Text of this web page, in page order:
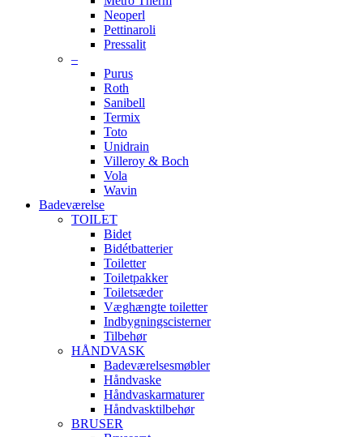
Neoperl
Pettinaroli
Pressalit
–
Purus
Roth
Sanibell
Termix
Toto
Unidrain
Villeroy & Boch
Vola
Wavin
Badeværelse
TOILET
Bidet
Bidétbatterier
Toiletter
Toiletpakker
Toiletsæder
Væghængte toiletter
Indbygningscisterner
Tilbehør
HÅNDVASK
Badeværelsesmøbler
Håndvaske
Håndvaskarmaturer
Håndvasktilbehør
BRUSER